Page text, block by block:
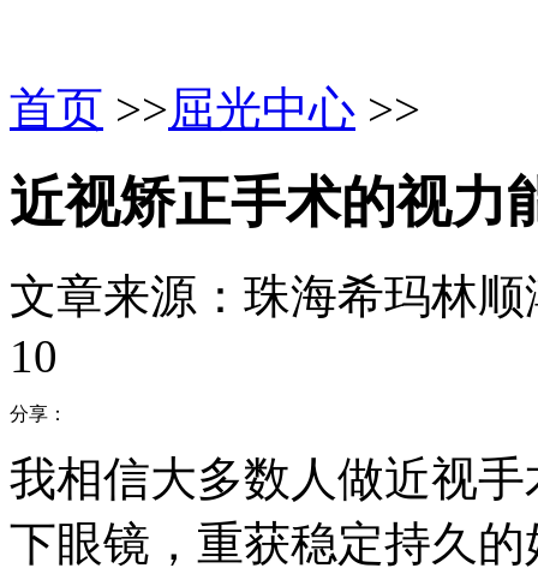
首页 >>屈光中心 >>
近视矫正手术的视力
文章来源：珠海希玛林
10
分享：
我相信大多数人做近视
下眼镜，重获稳定持久